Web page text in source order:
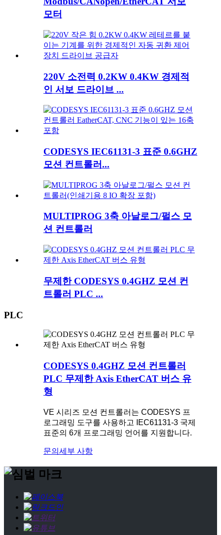
모터
220V 소전력 0.2KW 0.4KW 경제적
인 서보 드라이브 ...
CODESYS IEC61131-3 표준 0.6GHZ
모션 컨트롤러...
MULTIPROG 3축 아날로그/펄스 모
션 컨트롤러
무제한 CODESYS 0.4GHZ 모션 컨
트롤러 PLC ...
PLC
CODESYS 0.4GHZ 모션 컨트롤러
PLC 무제한 Axis EtherCAT 버스 유
형
VE 시리즈 모션 컨트롤러는 CODESYS 프
로그래밍 도구를 사용하고 IEC61131-3 국제
표준의 6개 프로그래밍 언어를 지원합니다.
문의 세부 사항